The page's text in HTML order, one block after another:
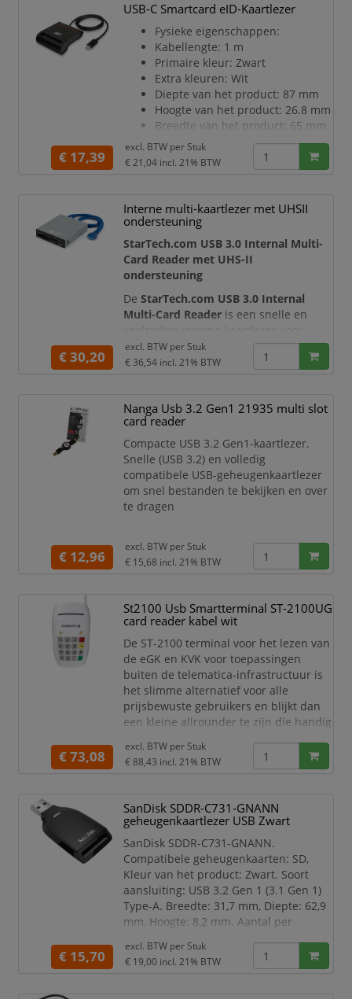
Compatibele geheugenkaarten
SD, SDHC, SDXC
Plug and play Ja
Intern Nee
Overdrachtssnelheid 170 Mbit/s
Kleur van het product Zwart
Compatibele producten For use
USB-C Smartcard eID-Kaartlezer
Fysieke eigenschappen:
Kabellengte: 1 m
Primaire kleur: Zwart
Extra kleuren: Wit
Diepte van het product: 87 mm
Hoogte van het product: 26.8 mm
Breedte van het product: 65 mm
Gewicht Product: 35 g
Materiaal: PVC (polyvinyl
Verlichting & Optische
Eigenschappen:
LED-indicator: Ja
Kleur van LED's: Groen,Rood
Type lamp: led
Prestaties en technische
specificaties:
Compatibel met:
Gegevensoverdrachtsnelheid
€ 17,39
excl. BTW per Stuk
€ 21,04 incl. 21% BTW
Interne multi-kaartlezer met UHSII
ondersteuning
StarTech.com USB 3.0 Internal Multi-
Card Reader met UHS-II
ondersteuning
DeStarTech.com USB 3.0 Internal
Multi-Card Reader is een snelle en
desktopcomputers. Deze kaartlezer
wordt ingebouwd in een
3,5 inch drive
SD,microSD,CompactFlash, Memory
Stick ,MMCen
voor fotografen, videomakers, content
creators, kantore
€ 30,20
excl. BTW per Stuk
€ 36,54 incl. 21% BTW
Nanga Usb 3.2 Gen1 21935 multi slot
card reader
Compacte USB 3.2 Gen1-kaartlezer.
Snelle (USB 3.2) en volledig
compatibele USB-geheugenkaartlezer
om snel bestanden te bekijken en over
te dragen
€ 12,96
excl. BTW per Stuk
€ 15,68 incl. 21% BTW
St2100 Usb Smartterminal ST-2100UG
card reader kabel wit
De ST-2100 terminal voor het lezen van
de eGK en KVK voor toepassingen
buiten de telematica-infrastructuur is
het slimme alternatief voor alle
prijsbewuste gebruikers en blijkt dan
een kleine allrounder te zijn die handig
handtekeningen of thuisbankieren. De
USB smartcardlezer kan gemakkelijk
het hoge gewicht en de veilige
standaard. Softwarecompatibel met de
voorgaande
€ 73,08
excl. BTW per Stuk
€ 88,43 incl. 21% BTW
SanDisk SDDR-C731-GNANN
geheugenkaartlezer USB Zwart
SanDisk SDDR-C731-GNANN.
Compatibele geheugenkaarten: SD,
Kleur van het product: Zwart. Soort
aansluiting: USB 3.2 Gen 1 (3.1 Gen 1)
Type-A. Breedte: 31,7 mm, Diepte: 62,9
mm, Hoogte: 8,2 mm. Aantal per
besturingssystemen: Laptop and
desktop computers with USB Type-A
€ 15,70
excl. BTW per Stuk
€ 19,00 incl. 21% BTW